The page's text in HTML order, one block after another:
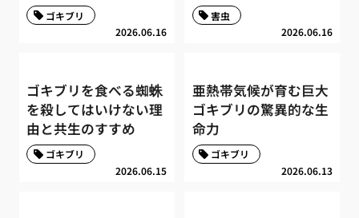
2026.06.16
ゴキブリ
2026.06.16
害虫
ゴキブリを食べる蜘蛛
を殺してはいけない理
由と共生のすすめ
2026.06.15
ゴキブリ
亜熱帯気候が育む巨大
ゴキブリの驚異的な生
命力
2026.06.13
ゴキブリ